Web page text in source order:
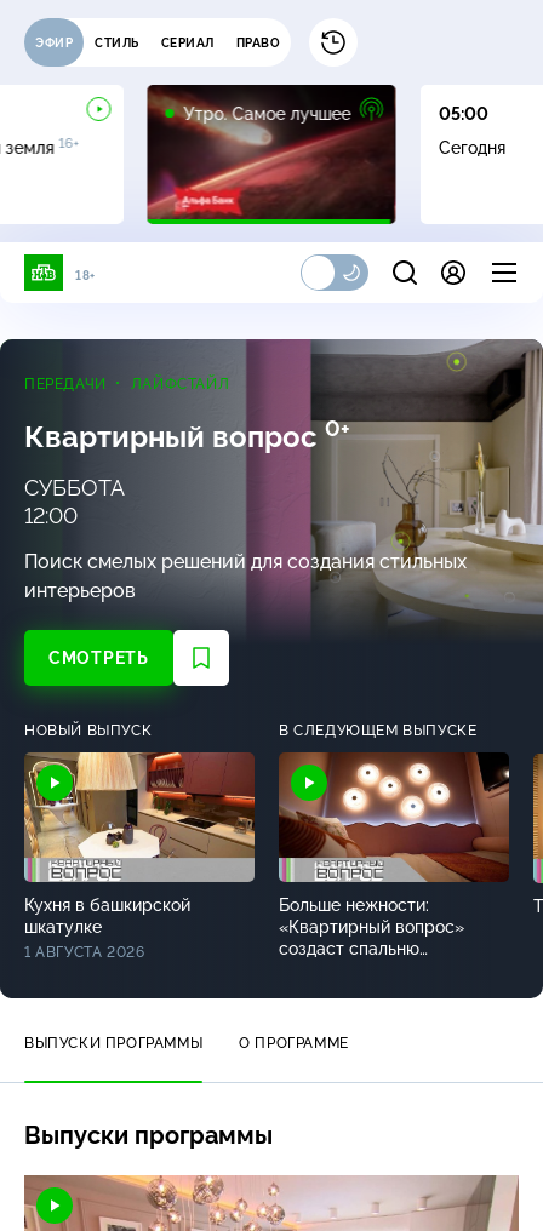
ЭФИР СТИЛЬ СЕРИАЛ ПРАВО
земля 16+
Утро. Самое лучшее
16+
05:00
Сегодня
18+
ПЕРЕДАЧИ ЛАЙФСТАЙЛ
Квартирный вопрос 0+
СУББОТА
12:00
Поиск смелых решений для создания стильных
интерьеров
СМОТРЕТЬ
НОВЫЙ ВЫПУСК
Кухня в башкирской
шкатулке
1 АВГУСТА 2026
В СЛЕДУЮЩЕМ ВЫПУСКЕ
Больше нежности:
«Квартирный вопрос»
создаст спальню
ВЫПУСКИ ПРОГРАММЫ О ПРОГРАММЕ
Выпуски программы